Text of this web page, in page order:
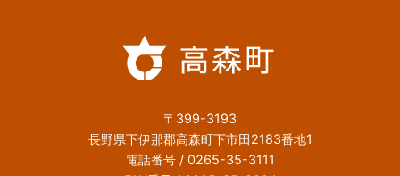
〒399-3193
長野県下伊那郡高森町下市田2183番地1
電話番号 / 0265-35-3111